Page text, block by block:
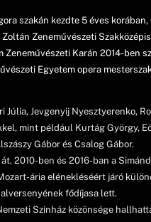
szakán kezdte 5 éves
Zeneművészeti
Karán 2014-ben
Egyetem opera
Júlia, Jevgenyij Nyesztyerenko,
mint például Kurtág György,
Gábor és Csalog Gábor.
2010-ben és 2016-ban a
ária elénekléséért járó
fődíjasa lett.
Színház közönsége